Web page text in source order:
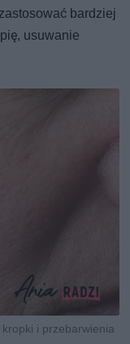
bardziej
usuwanie
i przebarwienia